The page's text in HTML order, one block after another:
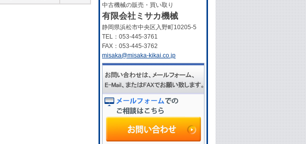
中古機械の販売・買い取り
有限会社ミサカ機械
静岡県浜松市中央区入野町10205-5
TEL：053-445-3761
FAX：053-445-3762
misaka@misaka-kikai.co.jp